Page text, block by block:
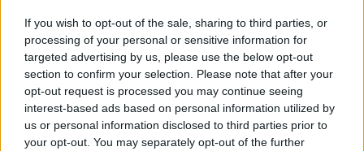
If you wish to opt-out of the sale, sharing to third parties, or
processing of your personal or sensitive information for
targeted advertising by us, please use the below opt-out
section to confirm your selection. Please note that after your
opt-out request is processed you may continue seeing
interest-based ads based on personal information utilized by
us or personal information disclosed to third parties prior to
your opt-out. You may separately opt-out of the further
Ηράκλειο: "Σε άθλια κατάσταση το μνημείο πεσόντων
Εφέδρων Αξιωματικών στον Καράβολα"
21:39
Λαμία: Απατεώνες άρπαξαν μεγάλο χρηματικό ποσό από
ηλικιωμένη